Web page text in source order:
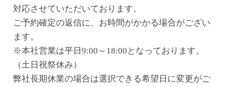
対応させていただいております。
ご予約確定の返信に、お時間がかかる場合がござい
ます。
※本社営業は平日9:00～18:00となっております。
（土日祝祭休み）
弊社長期休業の場合は選択できる希望日に変更がご